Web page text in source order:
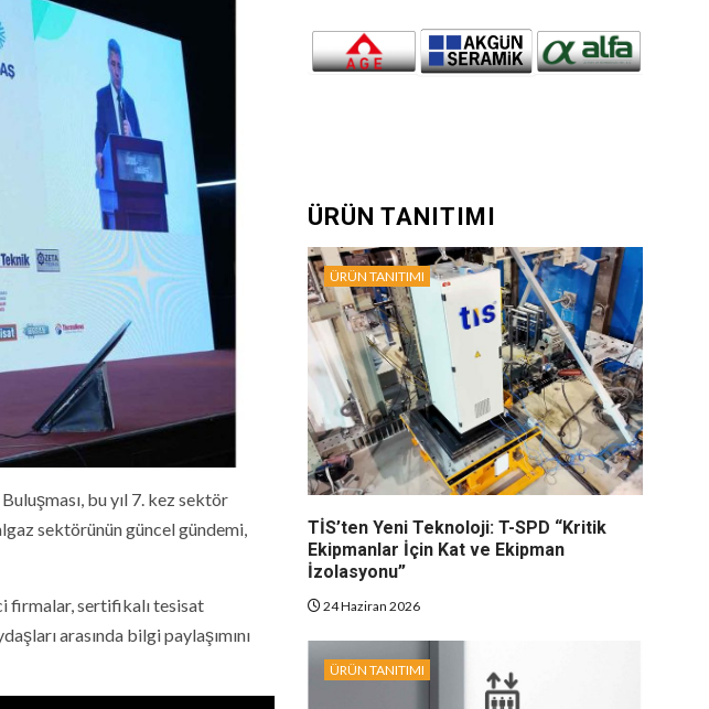
bu yıl 7. kez sektör
sektörünün güncel gündemi,
firmalar, sertifikalı tesisat
arasında bilgi paylaşımını
ÜRÜN TANITIMI
ÜRÜN TANITIMI
TİS’ten Yeni Teknoloji: T-SPD “Kritik
Ekipmanlar İçin Kat ve Ekipman
İzolasyonu”
24 Haziran 2026
ÜRÜN TANITIMI